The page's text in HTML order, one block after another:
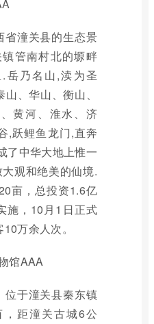
省潼关县的生态景
管南村北的塬畔
岳乃名山,渎为圣
、华山、衡山、
黄河、淮水、济
,跃鲤鱼龙门,直奔
了中华大地上惟一
大观和绝美的仙境.
亩，总投资1.6亿
施，10月1日正式
万余人次。
馆AAA
位于潼关县秦东镇
距潼关古城6公